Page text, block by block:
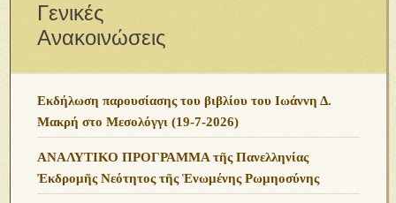
Γενικές
Ανακοινώσεις
Εκδήλωση παρουσίασης του βιβλίου του Ιωάννη Δ.
Μακρή στο Μεσολόγγι (19-7-2026)
ΑΝΑΛΥΤΙΚΟ ΠΡΟΓΡΑΜΜΑ τῆς Πανελληνίας
Ἐκδρομῆς Νεότητος τῆς Ἑνωμένης Ρωμηοσύνης